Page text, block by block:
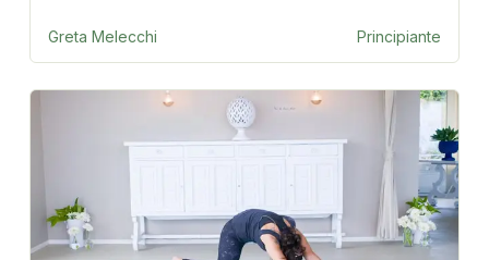
Greta Melecchi Principiante